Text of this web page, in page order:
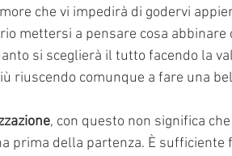
che vi impedirà di godervi
mettersi a pensare cosa abbinare
si sceglierà il tutto facendo la
riuscendo comunque a fare una
, con questo non significa che
prima della partenza. È sufficiente